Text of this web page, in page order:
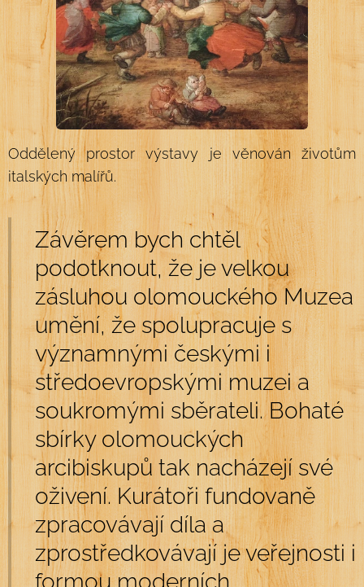
Oddělený prostor výstavy je věnován životům
italských malířů.
Závěrem bych chtěl
podotknout, že je velkou
zásluhou olomouckého Muzea
umění, že spolupracuje s
významnými českými i
středoevropskými muzei a
soukromými sběrateli. Bohaté
sbírky olomouckých
arcibiskupů tak nacházejí své
oživení. Kurátoři fundovaně
zpracovávají díla a
zprostředkovávají je veřejnosti i
formou moderních